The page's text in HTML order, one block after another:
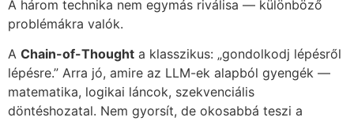
A három technika nem egymás riválisa — különböző
problémákra valók.
A Chain-of-Thought a klasszikus: „gondolkodj lépésről
lépésre.” Arra jó, amire az LLM-ek alapból gyengék —
matematika, logikai láncok, szekvenciális
döntéshozatal. Nem gyorsít, de okosabbá teszi a